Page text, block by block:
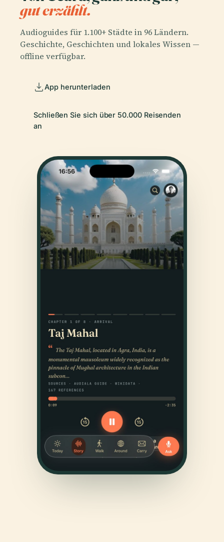
gut erzählt.
Audioguides für 1.100+ Städte in 96 Ländern.
Geschichte, Geschichten und lokales Wissen —
offline verfügbar.
App herunterladen
Schließen Sie sich über 50.000 Reisenden
an